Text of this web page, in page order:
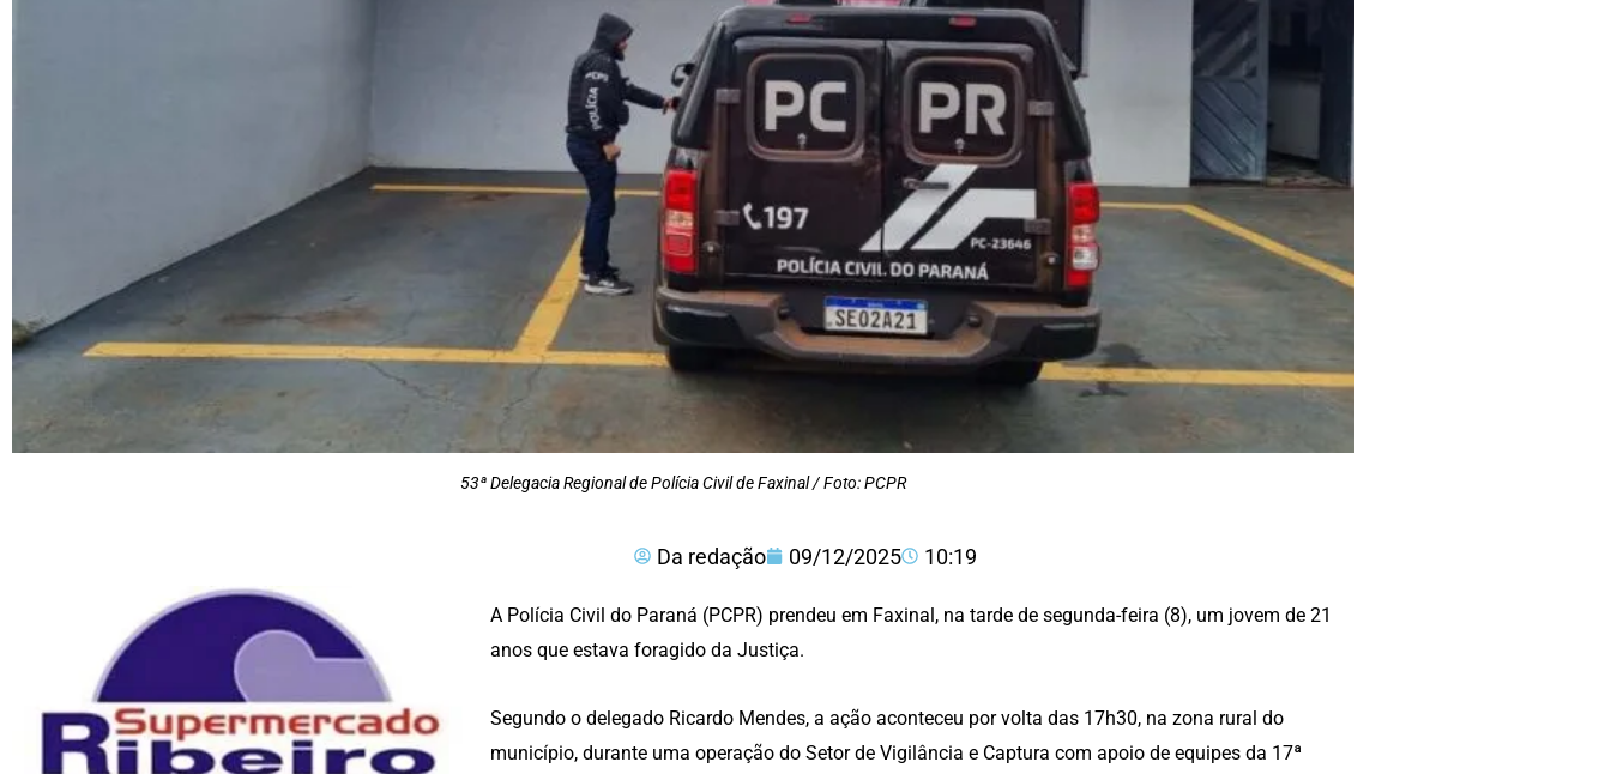
53ª Delegacia Regional de Polícia Civil de Faxinal / Foto: PCPR
Da redação 09/12/2025 10:19
A Polícia Civil do Paraná (PCPR) prendeu em Faxinal, na tarde de segunda-feira (8), um jovem de 21
anos que estava foragido da Justiça.
Segundo o delegado Ricardo Mendes, a ação aconteceu por volta das 17h30, na zona rural do
município, durante uma operação do Setor de Vigilância e Captura com apoio de equipes da 17ª